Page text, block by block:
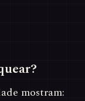
mostram: